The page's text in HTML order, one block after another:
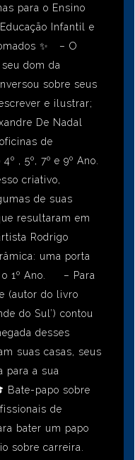
para o Ensino
Infantil e
✨ – O
dom da
sobre seus
e ilustrar;
De Nadal
de
, 5º, 7º e 9º Ano.
criativo,
de suas
resultaram em
Rodrigo
uma porta
o 1º Ano. – Para
(autor do livro
do Sul’) contou
desses
suas casas, seus
para a sua
Bate-papo sobre
de
bater um papo
sobre carreira.